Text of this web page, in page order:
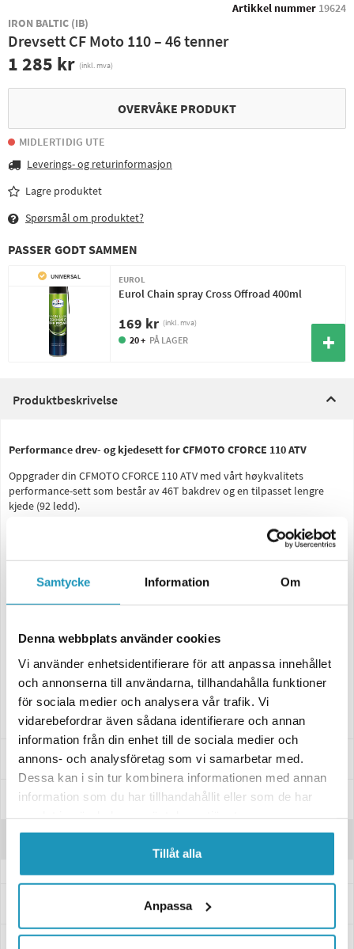
Samtycke Information Om
Denna webbplats använder cookies
Vi använder enhetsidentifierare för att anpassa innehållet
och annonserna till användarna, tillhandahålla funktioner
för sociala medier och analysera vår trafik. Vi
vidarebefordrar även sådana identifierare och annan
information från din enhet till de sociala medier och
annons- och analysföretag som vi samarbetar med.
Dessa kan i sin tur kombinera informationen med annan
information som du har tillhandahållit eller som de har
Tillåt alla
Anpassa
Artikkel nummer 19624
IRON BALTIC (IB)
Drevsett CF Moto 110 – 46 tenner
1 285 kr (inkl. mva)
OVERVÅKE PRODUKT
MIDLERTIDIG UTE
Leverings- og returinformasjon
Lagre produktet
Spørsmål om produktet?
PASSER GODT SAMMEN
UNIVERSAL EUROL
Eurol Chain spray Cross Offroad 400ml
169 kr (inkl. mva)
20 + PÅ LAGER
Produktbeskrivelse
Performance drev- og kjedesett for CFMOTO CFORCE 110 ATV
Oppgrader din CFMOTO CFORCE 110 ATV med vårt høykvalitets
performance-sett som består av 46T bakdrev og en tilpasset lengre
kjede (92 ledd).
Dette settet erstatter originalutvekslingen og bidrar til å overføre
motorkraften på en måte som er bedre tilpasset tøffere forhold og
terrengkjøring.
Perfekt for deg som vil få mer ut av ATV-en i krevende terreng.
- Bakdrev: 46T
- Drevmateriale: Spesialutviklet, slitesterk og sterk – men likevel lett –
aluminiumslegering
- Kjede: 428H – 92 ledd
Passer til disse modellene
Spesifikasjoner